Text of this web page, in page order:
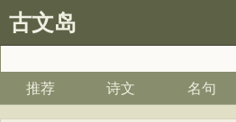
古文岛
推荐 诗文 名句